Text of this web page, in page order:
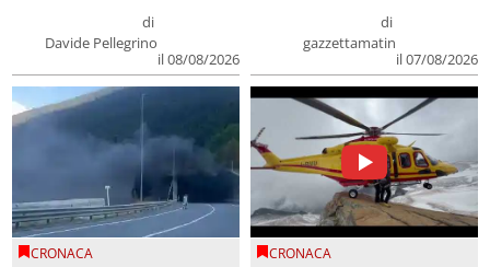
di
Davide Pellegrino
il 08/08/2026
di
gazzettamatin
il 07/08/2026
CRONACA CRONACA